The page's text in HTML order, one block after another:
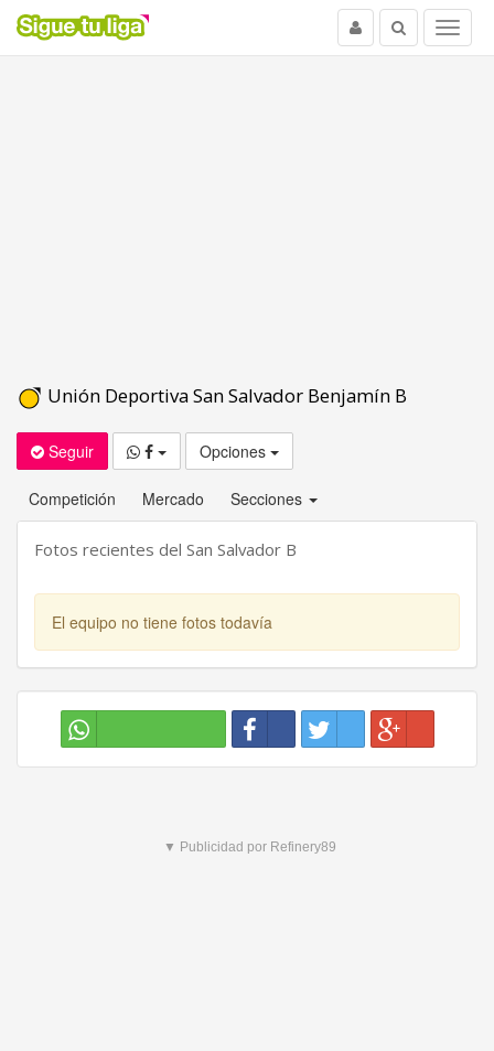
Menu
Buscar
Usuario
Unión Deportiva San Salvador Benjamín B
Seguir Opciones
Competición Mercado Secciones
Fotos recientes del San Salvador B
El equipo no tiene fotos todavía
▼ Publicidad por Refinery89